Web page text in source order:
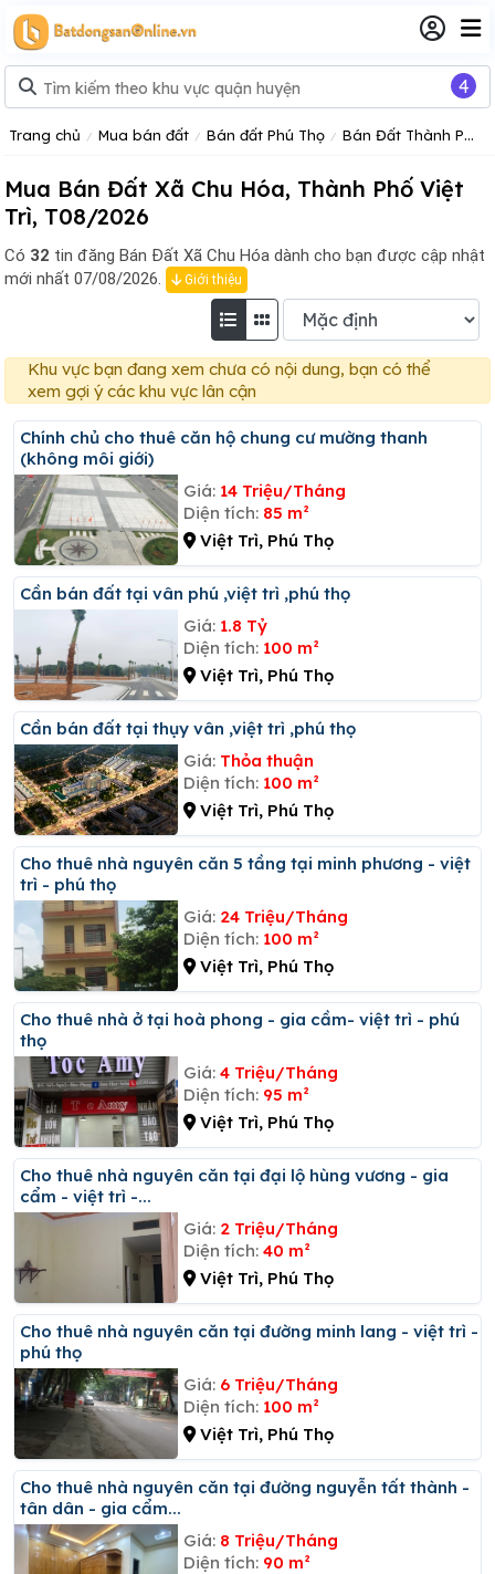
Trang chủ Mua bán đất Bán đất Phú Thọ Bán Đất Thành Phố Việt Trì
Mua Bán Đất Xã Chu Hóa, Thành Phố Việt
Trì, T08/2026
Có 32 tin đăng Bán Đất Xã Chu Hóa dành cho bạn được cập nhật
mới nhất 07/08/2026.
Giới thiệu
Khu vực bạn đang xem chưa có nội dung, bạn có thể
xem gợi ý các khu vực lân cận
Chính chủ cho thuê căn hộ chung cư mường thanh
(không môi giới)
Giá: 14 Triệu/Tháng
Diện tích: 85 m²
Việt Trì, Phú Thọ
Cần bán đất tại vân phú ,việt trì ,phú thọ
Giá: 1.8 Tỷ
Diện tích: 100 m²
Việt Trì, Phú Thọ
Cần bán đất tại thụy vân ,việt trì ,phú thọ
Giá: Thỏa thuận
Diện tích: 100 m²
Việt Trì, Phú Thọ
Cho thuê nhà nguyên căn 5 tầng tại minh phương - việt
trì - phú thọ
Giá: 24 Triệu/Tháng
Diện tích: 100 m²
Việt Trì, Phú Thọ
Cho thuê nhà ở tại hoà phong - gia cầm- việt trì - phú
thọ
Giá: 4 Triệu/Tháng
Diện tích: 95 m²
Việt Trì, Phú Thọ
Cho thuê nhà nguyên căn tại đại lộ hùng vương - gia
cẩm - việt trì -...
Giá: 2 Triệu/Tháng
Diện tích: 40 m²
Việt Trì, Phú Thọ
Cho thuê nhà nguyên căn tại đường minh lang - việt trì -
phú thọ
Giá: 6 Triệu/Tháng
Diện tích: 100 m²
Việt Trì, Phú Thọ
Cho thuê nhà nguyên căn tại đường nguyễn tất thành -
tân dân - gia cẩm...
Giá: 8 Triệu/Tháng
Diện tích: 90 m²
4